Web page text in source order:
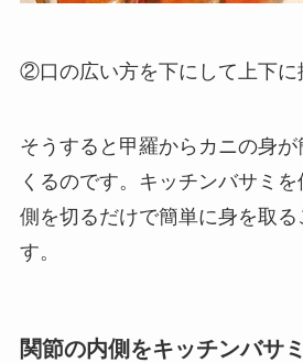
②口の広い方を下にして上下に
そうすると甲羅からカニの身
くるのです。キッチンバサミ
側を切るだけで簡単に身を取
す。
関節の内側をキッチンバサ